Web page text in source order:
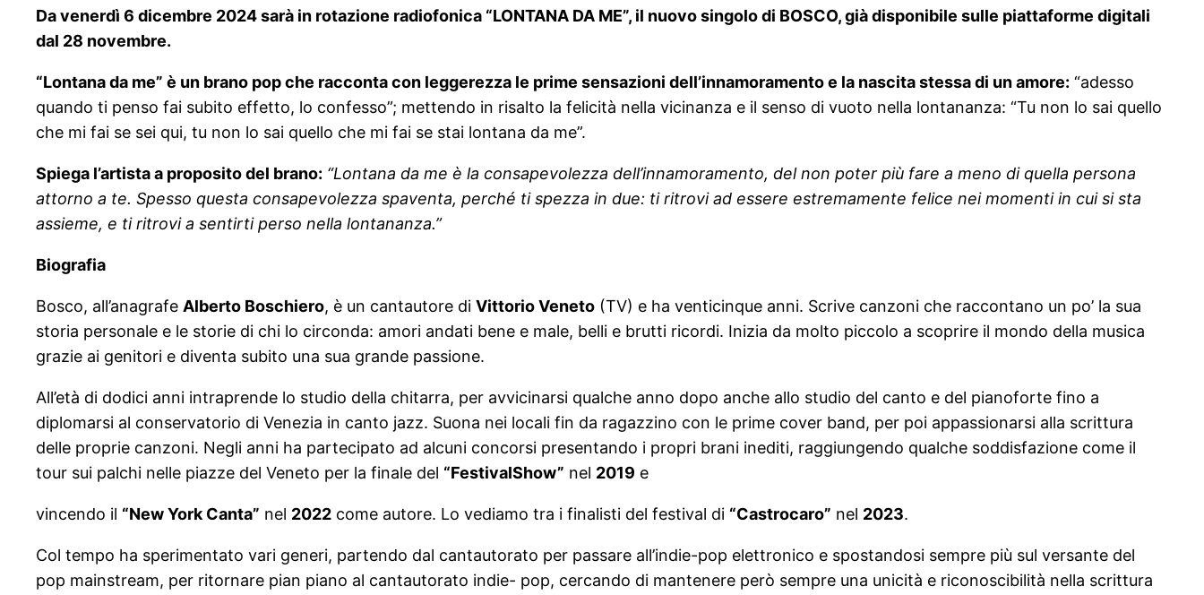
Da venerdì 6 dicembre 2024 sarà in rotazione radiofonica “LONTANA DA ME”, il nuovo singolo di BOSCO, già disponibile sulle piattaforme digitali
dal 28 novembre.
“Lontana da me” è un brano pop che racconta con leggerezza le prime sensazioni dell’innamoramento e la nascita stessa di un amore: “adesso
quando ti penso fai subito effetto, lo confesso”; mettendo in risalto la felicità nella vicinanza e il senso di vuoto nella lontananza: “Tu non lo sai quello
che mi fai se sei qui, tu non lo sai quello che mi fai se stai lontana da me”.
Spiega l’artista a proposito del brano: “Lontana da me è la consapevolezza dell’innamoramento, del non poter più fare a meno di quella persona
attorno a te. Spesso questa consapevolezza spaventa, perché ti spezza in due: ti ritrovi ad essere estremamente felice nei momenti in cui si sta
assieme, e ti ritrovi a sentirti perso nella lontananza.”
Biografia
Bosco, all’anagrafe Alberto Boschiero, è un cantautore di Vittorio Veneto (TV) e ha venticinque anni. Scrive canzoni che raccontano un po’ la sua
storia personale e le storie di chi lo circonda: amori andati bene e male, belli e brutti ricordi. Inizia da molto piccolo a scoprire il mondo della musica
grazie ai genitori e diventa subito una sua grande passione.
All’età di dodici anni intraprende lo studio della chitarra, per avvicinarsi qualche anno dopo anche allo studio del canto e del pianoforte fino a
diplomarsi al conservatorio di Venezia in canto jazz. Suona nei locali fin da ragazzino con le prime cover band, per poi appassionarsi alla scrittura
delle proprie canzoni. Negli anni ha partecipato ad alcuni concorsi presentando i propri brani inediti, raggiungendo qualche soddisfazione come il
tour sui palchi nelle piazze del Veneto per la finale del “FestivalShow” nel 2019 e
vincendo il “New York Canta” nel 2022 come autore. Lo vediamo tra i finalisti del festival di “Castrocaro” nel 2023.
Col tempo ha sperimentato vari generi, partendo dal cantautorato per passare all’indie-pop elettronico e spostandosi sempre più sul versante del
pop mainstream, per ritornare pian piano al cantautorato indie- pop, cercando di mantenere però sempre una unicità e riconoscibilità nella scrittura